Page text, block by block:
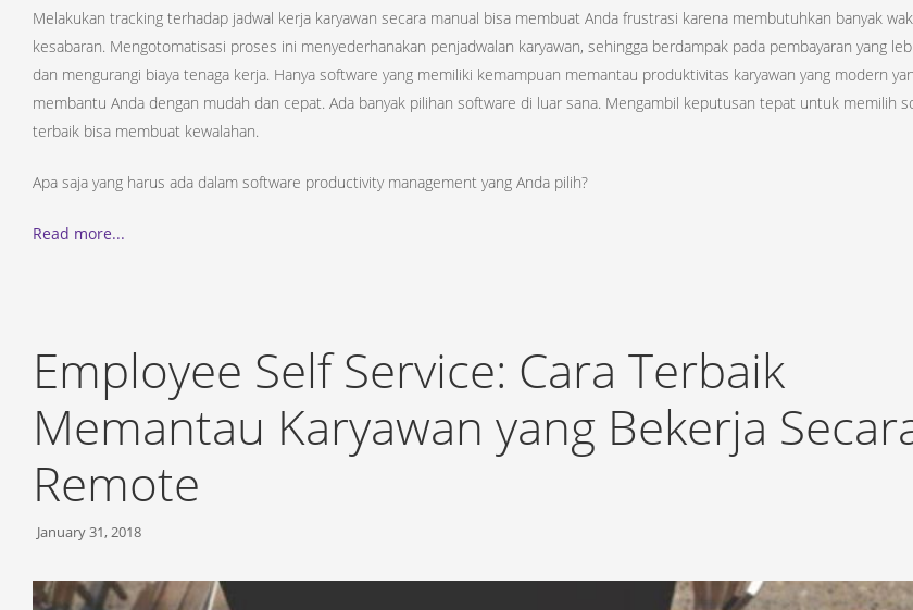
Melakukan tracking terhadap jadwal kerja karyawan secara manual bisa membuat Anda frustrasi karena membutuhkan banyak
kesabaran. Mengotomatisasi proses ini menyederhanakan penjadwalan karyawan, sehingga berdampak pada pembayaran yang
dan mengurangi biaya tenaga kerja. Hanya software yang memiliki kemampuan memantau produktivitas karyawan yang modern
membantu Anda dengan mudah dan cepat. Ada banyak pilihan software di luar sana. Mengambil keputusan tepat untuk memilih
terbaik bisa membuat kewalahan.
Apa saja yang harus ada dalam software productivity management yang Anda pilih?
Read more...
Employee Self Service: Cara Terbaik
Memantau Karyawan yang Bekerja
Remote
January 31, 2018